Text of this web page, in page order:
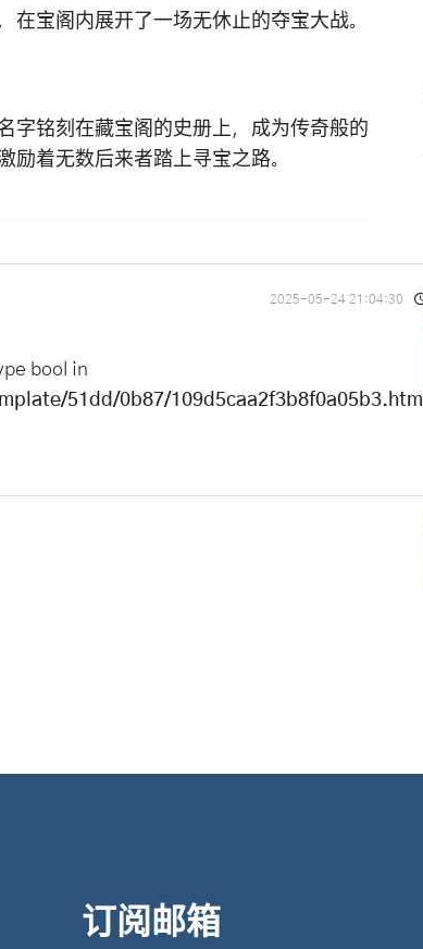
宝阁内展开了一场无休止的夺宝大战。
字铭刻在藏宝阁的史册上，成为传奇般的
励着无数后来者踏上寻宝之路。
2025-05-24 21:04:30
bool in
51dd/0b87/109d5caa2f3b8f0a05b3.html
订阅邮箱